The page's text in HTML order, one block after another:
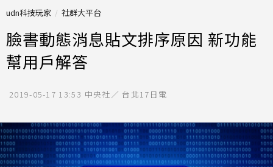
udn科技玩家 社群大平台
臉書動態消息貼文排序原因 新功能
幫用戶解答
2019-05-17 13:53 中央社／ 台北17日電